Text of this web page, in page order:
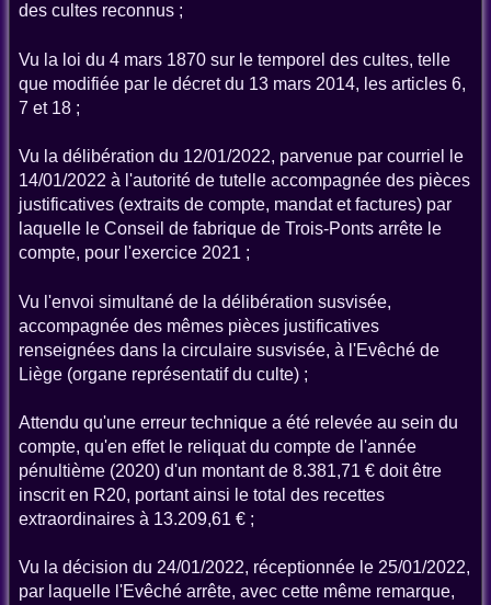
des cultes reconnus ;
Vu la loi du 4 mars 1870 sur le temporel des cultes, telle
que modifiée par le décret du 13 mars 2014, les articles 6,
7 et 18 ;
Vu la délibération du 12/01/2022, parvenue par courriel le
14/01/2022 à l'autorité de tutelle accompagnée des pièces
justificatives (extraits de compte, mandat et factures) par
laquelle le Conseil de fabrique de Trois-Ponts arrête le
compte, pour l'exercice 2021 ;
Vu l'envoi simultané de la délibération susvisée,
accompagnée des mêmes pièces justificatives
renseignées dans la circulaire susvisée, à l'Evêché de
Liège (organe représentatif du culte) ;
Attendu qu'une erreur technique a été relevée au sein du
compte, qu'en effet le reliquat du compte de l'année
pénultième (2020) d'un montant de 8.381,71 € doit être
inscrit en R20, portant ainsi le total des recettes
extraordinaires à 13.209,61 € ;
Vu la décision du 24/01/2022, réceptionnée le 25/01/2022,
par laquelle l'Evêché arrête, avec cette même remarque,